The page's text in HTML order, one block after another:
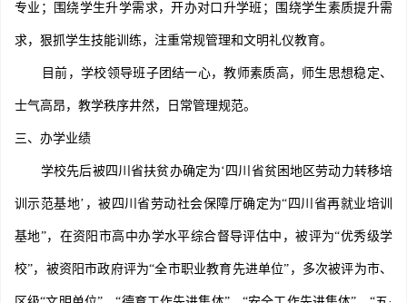
专业；围绕学生升学需求，开办对口升学班；围绕学生素质提升需
求，狠抓学生技能训练，注重常规管理和文明礼仪教育。
目前，学校领导班子团结一心，教师素质高，师生思想稳定、
士气高昂，教学秩序井然，日常管理规范。
三、办学业绩
学校先后被四川省扶贫办确定为‘四川省贫困地区劳动力转移培
训示范基地’，被四川省劳动社会保障厅确定为“四川省再就业培训
基地”，在资阳市高中办学水平综合督导评估中，被评为“优秀级学
校”，被资阳市政府评为“全市职业教育先进单位”，多次被评为市、